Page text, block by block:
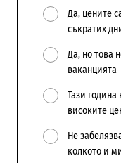
Да, цените
съкратих
Да, но това
ваканцията
Тази
високите
Не
колкото и